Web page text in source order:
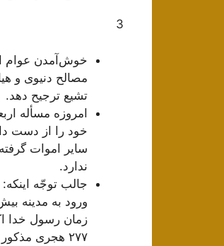
3
خوش‌آمدن عوام
مصالح دنیوی و
تشیع ترجیح دهد.
امروزه مسأله
خود را از دست
سایر اموات
ندارد.
جالب توجّه
ورود به مدینه
زمان رسول خدا
٢٧٧ هجری